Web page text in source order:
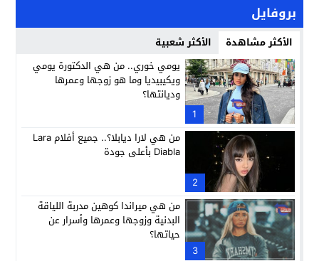
بروفايل
الأكثر مشاهدة الأكثر شعبية
1
يومي خوري.. من هي الدكتورة يومي
ويكيبيديا وما هو زوجها وعمرها
وديانتها؟
2
من هي لارا ديابلا؟.. جميع أفلام Lara
Diabla بأعلى جودة
3
من هي ميراندا كوهين مدربة اللياقة
البدنية وزوجها وعمرها وأسرار عن
حياتها؟